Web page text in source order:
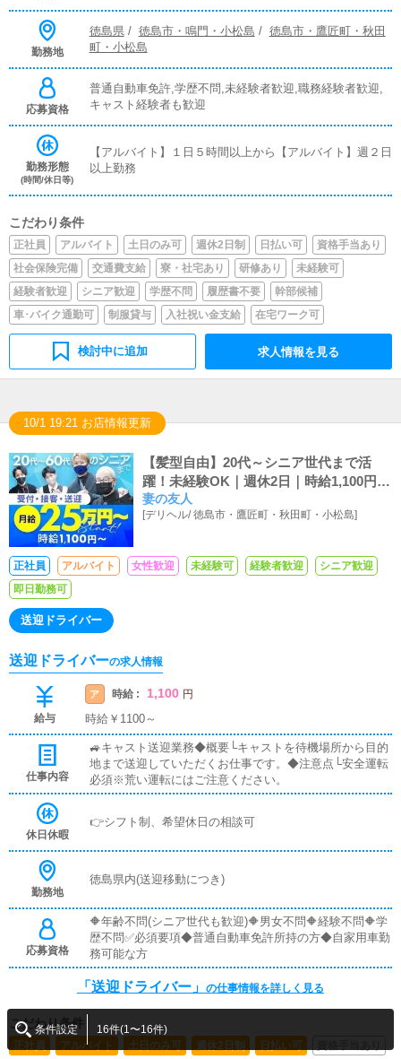
勤務地
徳島県/ 徳島市・鳴門・小松島 / 徳島市・鷹匠町・秋田
町・小松島
応募資格
普通自動車免許,学歴不問,未経験者歓迎,職務経験者歓迎,
キャスト経験者も歓迎
勤務形態
(時間/休日等)
【アルバイト】１日５時間以上から【アルバイト】週２日
以上勤務
こだわり条件
正社員 アルバイト 土日のみ可 週休2日制 日払い可
資格手当あり
社会保険完備
交通費支給 寮・社宅あり 研修あり
未経験可
経験者歓迎
シニア歓迎 学歴不問 履歴書不要
幹部候補
車･バイク通勤可
制服貸与 入社祝い金支給 在宅ワーク可
検討中に追加 求人情報を見る
10/1 19:21 お店情報更新
【髪型自由】20代～シニア世代まで活
躍！未経験OK｜週休2日｜時給1,100円
～、月給25万円～
妻の友人
[デリヘル/徳島市・鷹匠町・秋田町・小松島]
正社員 アルバイト 女性歓迎 未経験可 経験者歓迎
シニア歓迎
即日勤務可
送迎ドライバー
送迎ドライバーの求人情報
給与
ア 時給 : 1,100 円
時給￥1100～
仕事内容
🚙キャスト送迎業務◆概要└キャストを待機場所から目的
地まで送迎していただくお仕事です。◆注意点└安全運転
必須※荒い運転にはご注意ください。
休日休暇
👉シフト制、希望休日の相談可
勤務地
徳島県内(送迎移動につき)
応募資格
🔶年齢不問(シニア世代も歓迎)🔶男女不問🔶経験不問🔶学
歴不問✅必須要項◆普通自動車免許所持の方◆自家用車勤
務可能な方
「送迎ドライバー」 の仕事情報を詳しく見る
こだわり条件
正社員 アルバイト 土日のみ可 週休2日制 日払い可
条件設定 16件(1〜16件)